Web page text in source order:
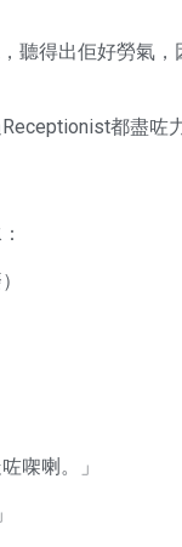
聽得出佢好勞氣
都盡咗
㗎喇。」